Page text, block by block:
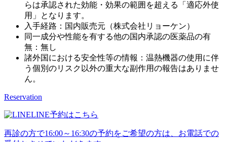
らは承認された効能・効果の範囲を超える「適応外使
用」となります。
入手経路：国内販売元（株式会社リョーケン）
同一成分や性能を有する他の国内承認の医薬品の有
無：無し
諸外国における安全性等の情報：温熱機器の使用に伴
う個別のリスク以外の重大な副作用の報告はありませ
ん。
Reservation
LINE予約はこちら
再診の方で16:00～16:30の予約をご希望の方は、お電話での